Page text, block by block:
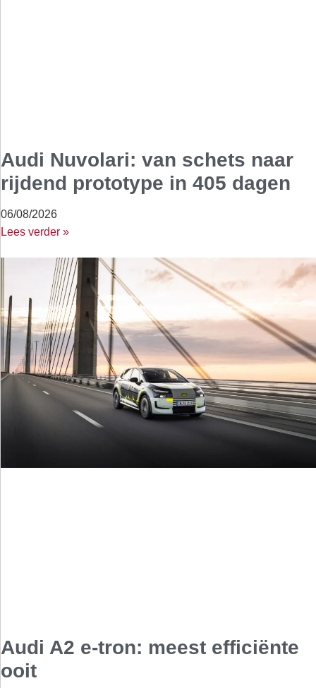
Audi Nuvolari: van schets naar
rijdend prototype in 405 dagen
06/08/2026
Lees verder »
Audi A2 e-tron: meest efficiënte
ooit